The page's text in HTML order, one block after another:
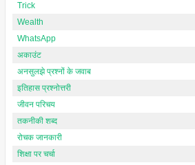
Trick
Wealth
WhatsApp
अकाउंट
अनसुलझे प्रश्नों के जवाब
इतिहास प्रश्नोत्तरी
जीवन परिचय
तकनीकी शब्द
रोचक जानकारी
शिक्षा पर चर्चा